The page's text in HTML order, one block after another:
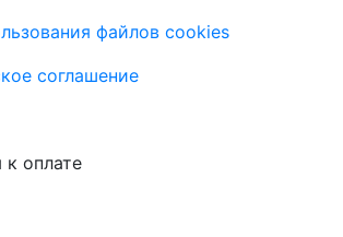
файлов cookies
соглашение
оплате